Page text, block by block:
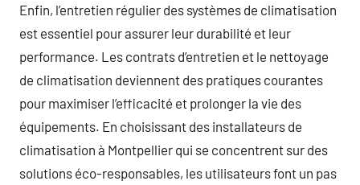
Enfin, l’entretien régulier des systèmes de climatisation
est essentiel pour assurer leur durabilité et leur
performance. Les contrats d’entretien et le nettoyage
de climatisation deviennent des pratiques courantes
pour maximiser l’efficacité et prolonger la vie des
équipements. En choisissant des installateurs de
climatisation à Montpellier qui se concentrent sur des
solutions éco-responsables, les utilisateurs font un pas